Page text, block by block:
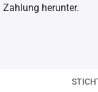
herunter.